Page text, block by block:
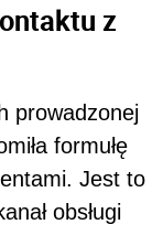
z
prowadzonej
formułę
Jest to
obsługi